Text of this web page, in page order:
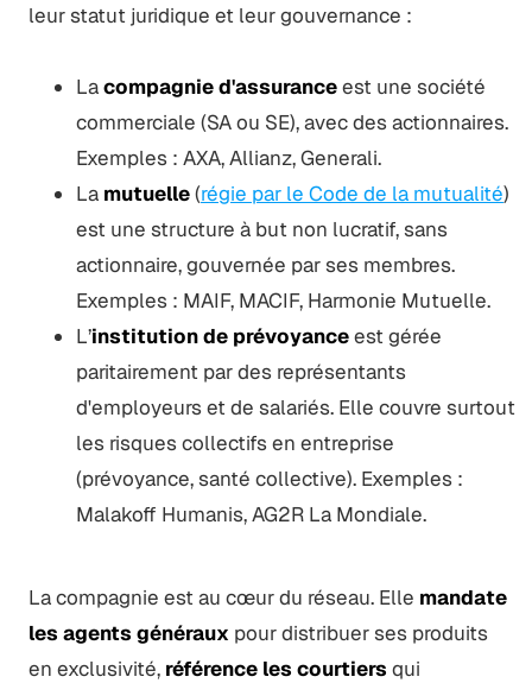
leur statut juridique et leur gouvernance :
Lacompagnie d'assuranceest une société
commerciale (SA ou SE), avec des actionnaires.
Exemples : AXA, Allianz, Generali.
La mutuelle(régie par le Code de la mutualité)
est une structure à but non lucratif, sans
actionnaire, gouvernée par ses membres.
Exemples : MAIF, MACIF, Harmonie Mutuelle.
L’institution de prévoyanceest gérée
paritairement par des représentants
d'employeurs et de salariés. Elle couvre surtout
les risques collectifs en entreprise
(prévoyance, santé collective). Exemples :
Malakoff Humanis, AG2R La Mondiale.
La compagnie est au cœur du réseau. Elle mandate
les agents généraux pour distribuer ses produits
en exclusivité, référence les courtiers qui